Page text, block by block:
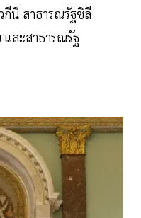
กีนี สาธารณรัฐชิลี
และสาธารณรัฐ